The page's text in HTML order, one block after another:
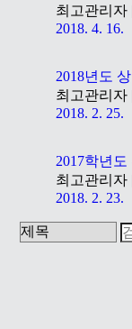
최고관리자
2018. 4. 16.
2018년도
최고관리자
2018. 2. 25.
2017학년
최고관리자
2018. 2. 23.